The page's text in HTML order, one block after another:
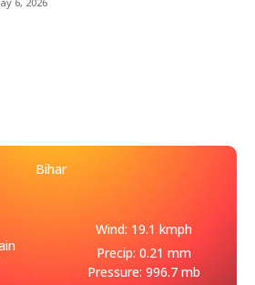
Bihar
Wind: 19.1 kmph
Precip: 0.21 mm
Pressure: 996.7 mb